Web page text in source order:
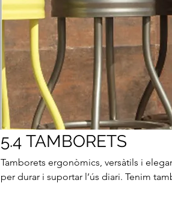
5.4 TAMBORETS
Tamborets ergonòmics, versàtils i
per durar i suportar l’ús diari. Tenim